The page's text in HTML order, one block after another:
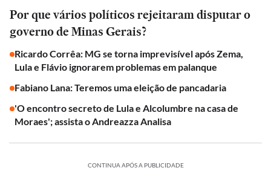
Por que vários políticos rejeitaram disputar o
governo de Minas Gerais?
Ricardo Corrêa: MG se torna imprevisível após Zema,
Lula e Flávio ignorarem problemas em palanque
Fabiano Lana: Teremos uma eleição de pancadaria
'O encontro secreto de Lula e Alcolumbre na casa de
Moraes'; assista o Andreazza Analisa
CONTINUA APÓS A PUBLICIDADE